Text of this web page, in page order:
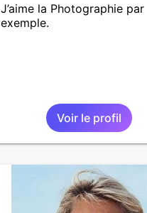
J’aime la Photographie par
exemple.
Voir le profil